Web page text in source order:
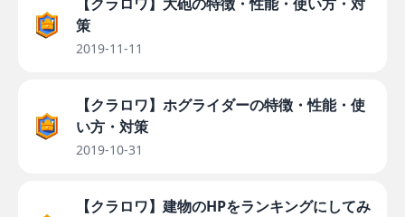
策
2019-11-11
【クラロワ】ホグライダーの特徴・性能・使
い方・対策
2019-10-31
【クラロワ】建物のHPをランキングにしてみ